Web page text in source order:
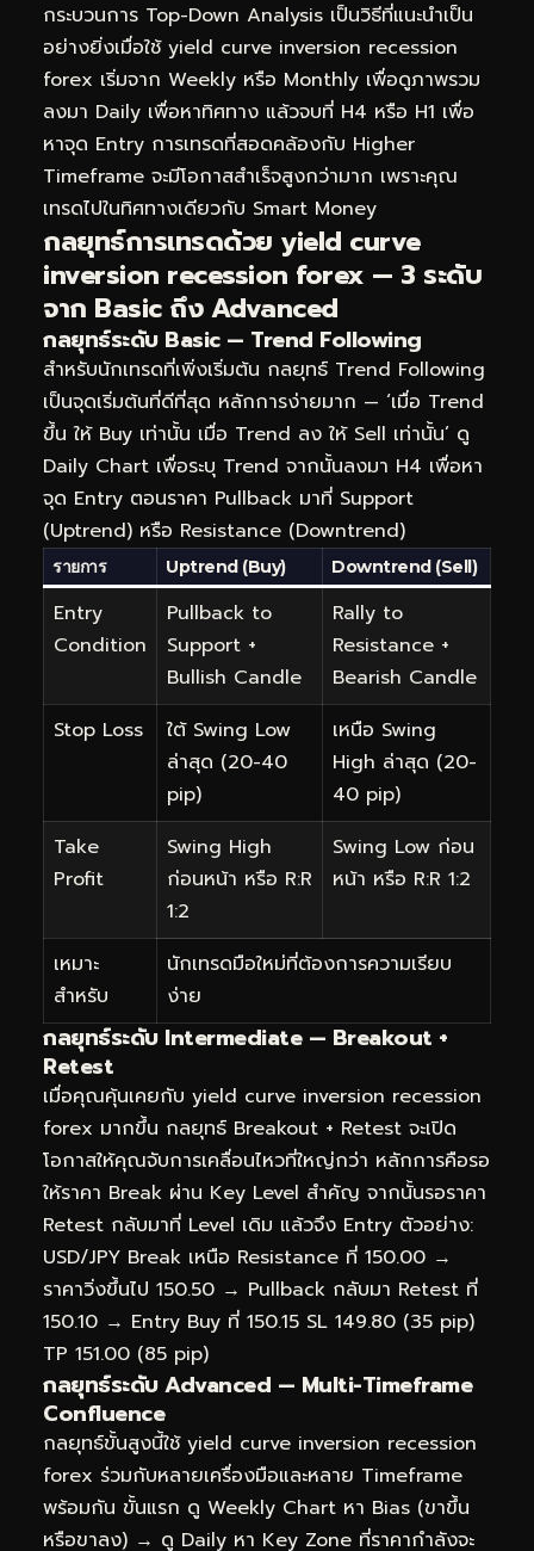
กระบวนการ Top-Down Analysis เป็นวิธีที่แนะนำเป็น
อย่างยิ่งเมื่อใช้ yield curve inversion recession
forex เริ่มจาก Weekly หรือ Monthly เพื่อดูภาพรวม
ลงมา Daily เพื่อหาทิศทาง แล้วจบที่ H4 หรือ H1 เพื่อ
หาจุด Entry การเทรดที่สอดคล้องกับ Higher
Timeframe จะมีโอกาสสำเร็จสูงกว่ามาก เพราะคุณ
เทรดไปในทิศทางเดียวกับ Smart Money
กลยุทธ์การเทรดด้วย yield curve
inversion recession forex — 3 ระดับ
จาก Basic ถึง Advanced
กลยุทธ์ระดับ Basic — Trend Following
สำหรับนักเทรดที่เพิ่งเริ่มต้น กลยุทธ์ Trend Following
เป็นจุดเริ่มต้นที่ดีที่สุด หลักการง่ายมาก — ‘เมื่อ Trend
ขึ้น ให้ Buy เท่านั้น เมื่อ Trend ลง ให้ Sell เท่านั้น’ ดู
Daily Chart เพื่อระบุ Trend จากนั้นลงมา H4 เพื่อหา
จุด Entry ตอนราคา Pullback มาที่ Support
(Uptrend) หรือ Resistance (Downtrend)
รายการ Uptrend (Buy) Downtrend (Sell)
Entry
Condition
Pullback to
Support +
Bullish Candle
Rally to
Resistance +
Bearish Candle
Stop Loss
ใต้ Swing Low
ล่าสุด (20-40
pip)
เหนือ Swing
High ล่าสุด (20-
40 pip)
Take
Profit
Swing High
ก่อนหน้า หรือ R:R
1:2
Swing Low ก่อน
หน้า หรือ R:R 1:2
เหมาะ
สำหรับ
นักเทรดมือใหม่ที่ต้องการความเรียบ
ง่าย
กลยุทธ์ระดับ Intermediate — Breakout +
Retest
เมื่อคุณคุ้นเคยกับ yield curve inversion recession
forex มากขึ้น กลยุทธ์ Breakout + Retest จะเปิด
โอกาสให้คุณจับการเคลื่อนไหวที่ใหญ่กว่า หลักการคือรอ
ให้ราคา Break ผ่าน Key Level สำคัญ จากนั้นรอราคา
Retest กลับมาที่ Level เดิม แล้วจึง Entry ตัวอย่าง:
USD/JPY Break เหนือ Resistance ที่ 150.00 →
ราคาวิ่งขึ้นไป 150.50 → Pullback กลับมา Retest ที่
150.10 → Entry Buy ที่ 150.15 SL 149.80 (35 pip)
TP 151.00 (85 pip)
กลยุทธ์ระดับ Advanced — Multi-Timeframe
Confluence
กลยุทธ์ขั้นสูงนี้ใช้ yield curve inversion recession
forex ร่วมกับหลายเครื่องมือและหลาย Timeframe
พร้อมกัน ขั้นแรก ดู Weekly Chart หา Bias (ขาขึ้น
หรือขาลง) → ดู Daily หา Key Zone ที่ราคากำลังจะ